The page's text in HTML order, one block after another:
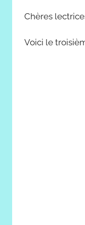
Chères
Voici le